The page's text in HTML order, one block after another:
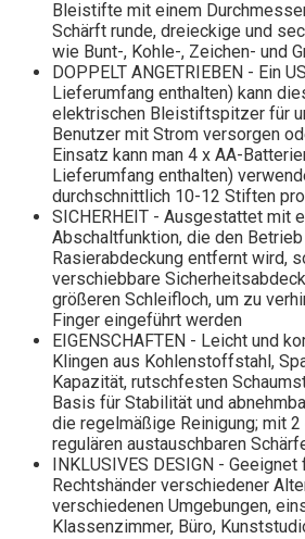
Bleistifte mit einem
Schärft runde, dreieckige und
wie Bunt-, Kohle-, Zeichen- und
DOPPELT ANGETRIEBEN - Ein
Lieferumfang enthalten) kann
elektrischen Bleistiftspitzer für
Benutzer mit Strom versorgen
Einsatz kann man 4 x AA-
Lieferumfang enthalten)
durchschnittlich 10-12 Stiften
SICHERHEIT - Ausgestattet mit
Abschaltfunktion, die den
Rasierabdeckung entfernt wird,
verschiebbare
größeren Schleifloch, um zu
Finger eingeführt werden
EIGENSCHAFTEN - Leicht und
Klingen aus Kohlenstoffstahl,
Kapazität, rutschfesten
Basis für Stabilität und
die regelmäßige Reinigung; mit 2
regulären austauschbaren
INKLUSIVES DESIGN -
Rechtshänder verschiedener
verschiedenen Umgebungen,
Klassenzimmer, Büro,